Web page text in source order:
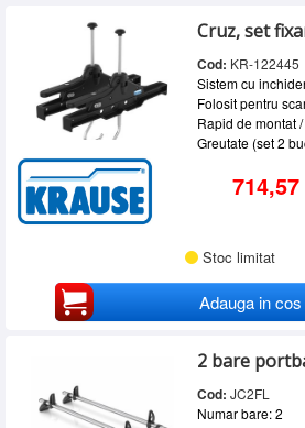
Cruz, set
Cod: KR-122445
Sistem cu
Folosit pentru
Rapid de montat
Greutate (set 2
Stoc limitat
Adauga in cos
2 bare
Cod: JC2FL
Numar bare: 2